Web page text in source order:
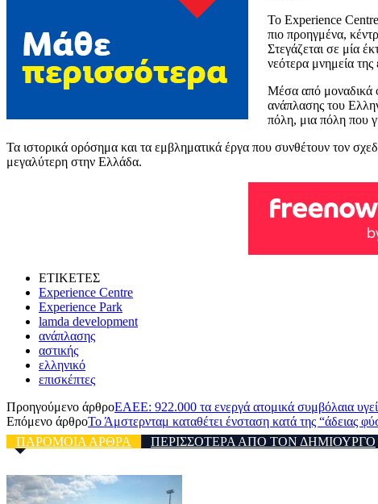
Το Experience Centre
πιο προηγμένα,
Στεγάζεται σε μία
νεότερα μνημεία της
Μέσα από μοναδικά
ανάπλασης του
πόλη, μια πόλη που
Τα ιστορικά ορόσημα και τα εμβληματικά έργα που συνθέτουν τον
μεγαλύτερη στην Ελλάδα.
ΕΤΙΚΕΤΕΣ
Experience Centre
Experience Park
lamda development
ανάπλασης
αστικής
ελληνικό
επισκέπτες
Προηγούμενο άρθροΕΑΕΕ: 922.000 τα ενεργά ατομικά συμβόλαια
Επόμενο άρθροΤο Άμστερνταμ καταθέτει ένσταση κατά της “άδειας
ΠΑΡΟΜΟΙΑ ΑΡΘΡΑ
ΠΕΡΙΣΣΟΤΕΡΑ ΑΠΟ ΤΟΝ ΔΗΜΙΟΥΡΓΟ